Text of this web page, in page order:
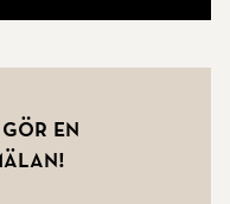
en